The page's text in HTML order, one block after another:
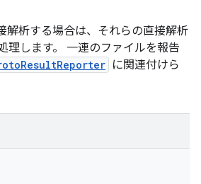
析する場合は、それらの直接解析
理します。 一連のファイルを報告
に関連付けら